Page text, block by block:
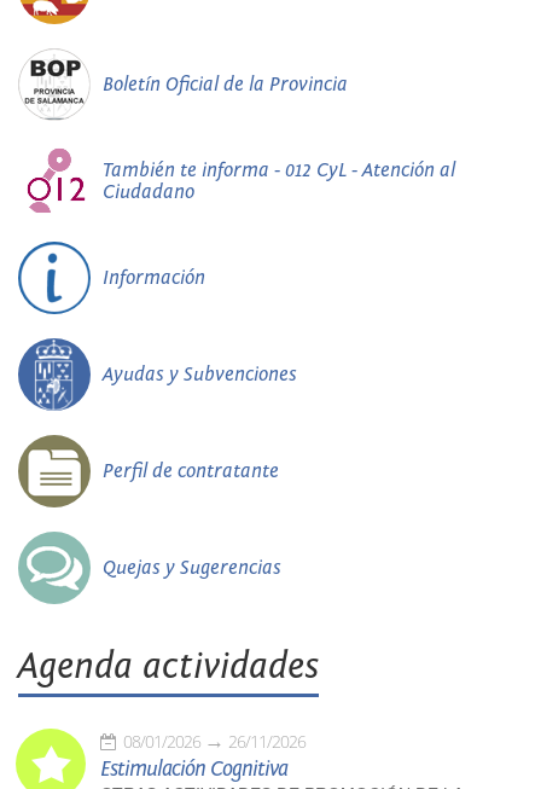
Boletín Oficial de la Provincia
También te informa - 012 CyL - Atención al
Ciudadano
Información
Ayudas y Subvenciones
Perfil de contratante
Quejas y Sugerencias
Agenda actividades
08/01/2026 26/11/2026
Estimulación Cognitiva